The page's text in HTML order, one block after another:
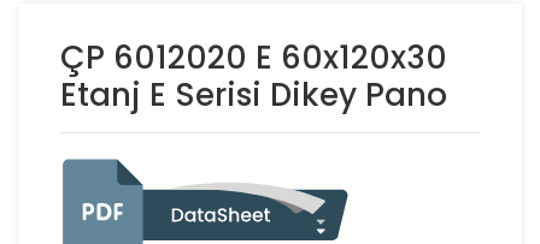
ÇP 6012020 E 60x120x30
Etanj E Serisi Dikey Pano